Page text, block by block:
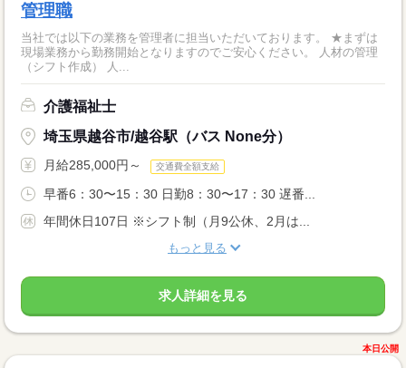
管理職
当社では以下の業務を管理者に担当いただいております。 ★まずは
現場業務から勤務開始となりますのでご安心ください。 人材の管理
（シフト作成） 人...
介護福祉士
埼玉県越谷市/越谷駅（バス None分）
月給285,000円～ 交通費全額支給
早番6：30〜15：30 日勤8：30〜17：30 遅番...
年間休日107日 ※シフト制（月9公休、2月は...
もっと見る
求人詳細を見る
本日公開